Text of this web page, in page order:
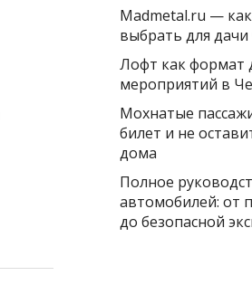
Madmetal.ru —
выбрать для дачи
Лофт как формат
мероприятий в
Мохнатые
билет и не
дома
Полное
автомобилей: от
до безопасной